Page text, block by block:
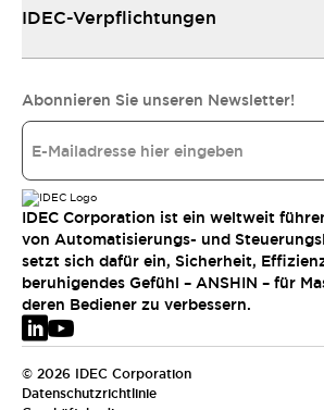
IDEC-Verpflichtungen
Abonnieren Sie unseren Newsletter!
IDEC Corporation ist ein weltweit
von Automatisierungs- und
setzt sich dafür ein, Sicherheit,
beruhigendes Gefühl – ANSHIN – für
deren Bediener zu verbessern.
© 2026 IDEC Corporation
Datenschutzrichtlinie